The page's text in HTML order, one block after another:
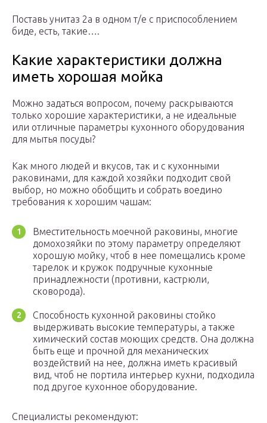
Поставь унитаз 2а в одном т/е с приспособлением
биде, есть, такие….
Какие характеристики должна
иметь хорошая мойка
Можно задаться вопросом, почему раскрываются
только хорошие характеристики, а не идеальные
или отличные параметры кухонного оборудования
для мытья посуды?
Как много людей и вкусов, так и с кухонными
раковинами, для каждой хозяйки подходит свой
выбор, но можно обобщить и собрать воедино
требования к хорошим чашам:
Вместительность моечной раковины, многие
домохозяйки по этому параметру определяют
хорошую мойку, чтоб в нее помещались кроме
тарелок и кружок подручные кухонные
принадлежности (противни, кастрюли,
сковорода).
Способность кухонной раковины стойко
выдерживать высокие температуры, а также
химический состав моющих средств. Она должна
быть еще и прочной для механических
воздействий на нее, должна иметь красивый
вид, чтоб не портила интерьер кухни, подходила
под другое кухонное оборудование.
Специалисты рекомендуют: